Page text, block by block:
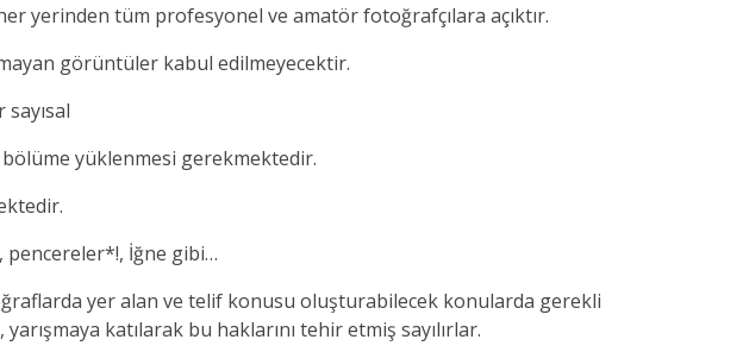
yerinden tüm profesyonel ve amatör fotoğrafçılara açıktır.
görüntüler kabul edilmeyecektir.
bölüme yüklenmesi gerekmektedir.
pencereler*!, İğne gibi…
yer alan ve telif konusu oluşturabilecek konularda gerekli
katılarak bu haklarını tehir etmiş sayılırlar.